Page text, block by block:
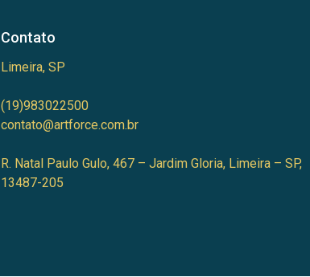
Contato
Limeira, SP
(19)983022500
contato@artforce.com.br
R. Natal Paulo Gulo, 467 – Jardim Gloria, Limeira – SP,
13487-205